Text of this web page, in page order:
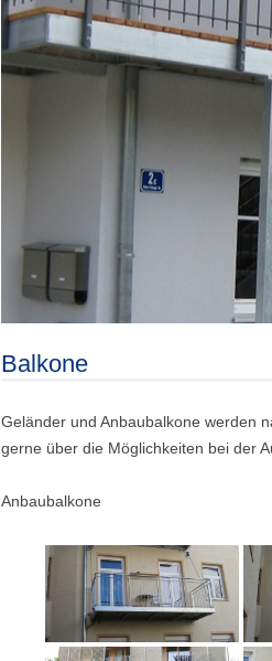
Balkone
Geländer und Anbaubalkone werden
gerne über die Möglichkeiten bei der
Anbaubalkone